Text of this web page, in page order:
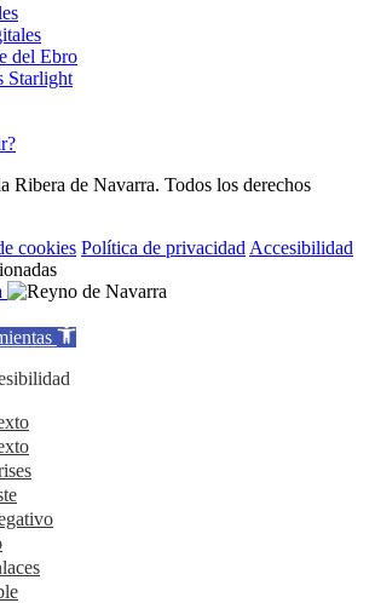
del Ebro
Starlight
Ribera de Navarra. Todos los derechos
cookies Política de privacidad Accesibilidad